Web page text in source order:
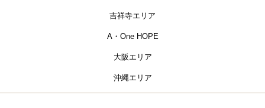
吉祥寺エリア
A・One HOPE
大阪エリア
沖縄エリア